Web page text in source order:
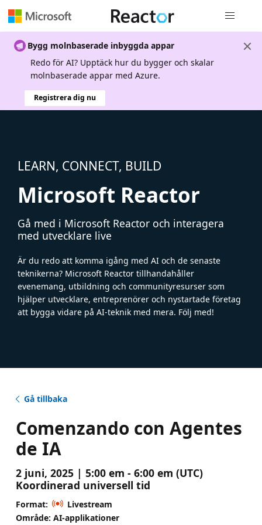
Bygg molnbaserade inbyggda appar
Redo för AI? Upptäck hur du bygger och skalar
molnbaserade appar med Azure.
Registrera dig nu
LEARN, CONNECT, BUILD
Microsoft Reactor
Gå med i Microsoft Reactor och interagera
med utvecklare live
Är du redo att komma igång med AI och de senaste
teknikerna? Microsoft Reactor tillhandahåller
evenemang, utbildning och communityresurser som
hjälper utvecklare, entreprenörer och nystartade företag
att bygga vidare på AI-teknik med mera. Följ med!
Gå tillbaka
Comenzando con Agentes
de IA
2 juni, 2025 | 5:00 em - 6:00 em (UTC)
Koordinerad universell tid
Format:
Livestream
Område: AI-applikationer